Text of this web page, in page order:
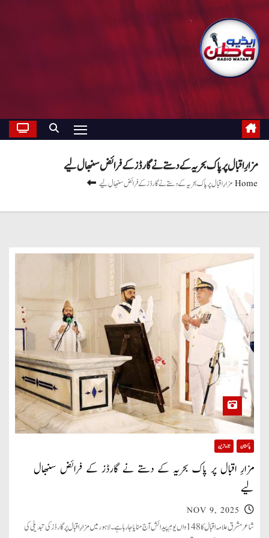
مزارِ اقبال پر پاک بحریہ کے دستے نے گارڈز کے فرائض سنبھال لیے
Homeمزارِ اقبال پر پاک بحریہ کے دستے نے گارڈز کے فرائض سنبھال لیے
پاکستان تازہ ترین
مزارِ اقبال پر پاک بحریہ کے دستے نے گارڈز کے فرائض سنبھال
لیے
NOV 9, 2025
شاعر مشرق علامہ اقبال کا 148 واں یومِ پیدائش آج منایا جارہا ہے۔ لاہور میں مزارِ اقبال پر گارڈز کی تبدیلی کی